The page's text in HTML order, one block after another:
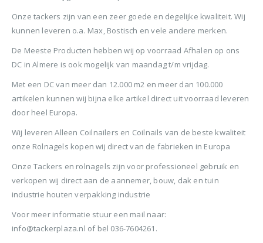
Onze tackers zijn van een zeer goede en degelijke kwaliteit. Wij
kunnen leveren o.a. Max, Bostisch en vele andere merken.
De Meeste Producten hebben wij op voorraad Afhalen op ons
DC in Almere is ook mogelijk van maandag t/m vrijdag.
Met een DC van meer dan 12.000 m2 en meer dan 100.000
artikelen kunnen wij bijna elke artikel direct uit voorraad leveren
door heel Europa.
Wij leveren Alleen Coilnailers en Coilnails van de beste kwaliteit
onze Rolnagels kopen wij direct van de fabrieken in Europa
Onze Tackers en rolnagels zijn voor professioneel gebruik en
verkopen wij direct aan de aannemer, bouw, dak en tuin
industrie houten verpakking industrie
Voor meer informatie stuur een mail naar:
info@tackerplaza.nl of bel 036-7604261.
0out of 5
€79,95
€ 96,74incl.
BTW)
Senco Coilpro90 Coilnailer 45-90mm
Oorspronkelijke
prijs
was:
Huidige
prijs
BTW)